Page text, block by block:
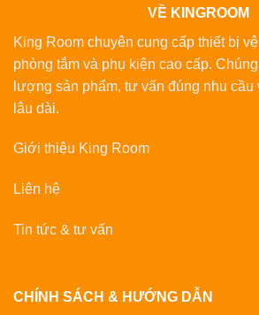
VỀ KINGROOM
King Room chuyên cung cấp thiết bị
phòng tắm và phụ kiện cao cấp.
lượng sản phẩm, tư vấn đúng nhu cầu
lâu dài.
Giới thiệu King Room
Liên hệ
Tin tức & tư vấn
CHÍNH SÁCH & HƯỚNG DẪN